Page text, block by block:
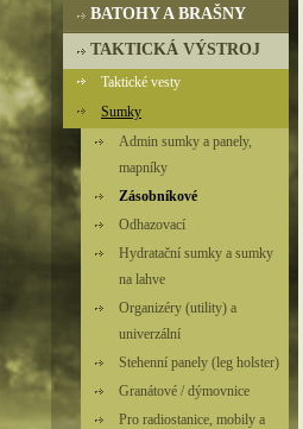
BATOHY A BRAŠNY
TAKTICKÁ VÝSTROJ
Taktické vesty
Sumky
Admin sumky a panely,
mapníky
Zásobníkové
Odhazovací
Hydratační sumky a sumky
na lahve
Organizéry (utility) a
univerzální
Stehenní panely (leg holster)
Granátové / dýmovnice
Pro radiostanice, mobily a